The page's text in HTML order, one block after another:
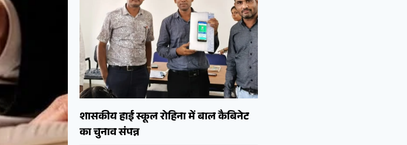
शासकीय हाई स्कूल रोहिना में बाल कैबिनेट
का चुनाव संपन्न